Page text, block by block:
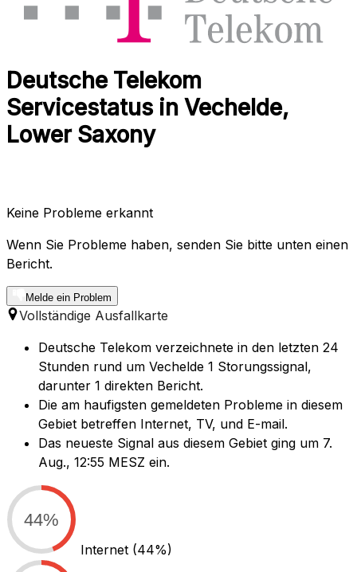
Deutsche Telekom
Servicestatus in Vechelde,
Lower Saxony
Keine Probleme erkannt
Wenn Sie Probleme haben, senden Sie bitte unten einen
Bericht.
Melde ein Problem
Vollständige Ausfallkarte
Deutsche Telekom verzeichnete in den letzten 24
Stunden rund um Vechelde 1 Storungssignal,
darunter 1 direkten Bericht.
Die am haufigsten gemeldeten Probleme in diesem
Gebiet betreffen Internet, TV, und E-mail.
Das neueste Signal aus diesem Gebiet ging um 7.
Aug., 12:55 MESZ ein.
44%
Internet (44%)